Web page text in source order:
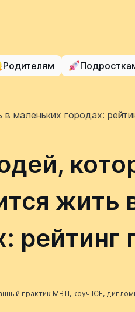
Родителям
маленьких городах:
жить
рейтинг
практик MBTI, коуч ICF,